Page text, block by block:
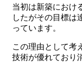
当初は新築におけ
したがその目標は
っています。
この理由として考
技術が優れており